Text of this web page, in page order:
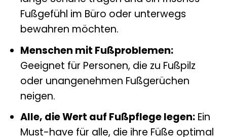
Fußgefühl im Büro oder unterwegs
bewahren möchten.
Menschen mit Fußproblemen:
Geeignet für Personen, die zu Fußpilz
oder unangenehmen Fußgerüchen
neigen.
Alle, die Wert auf Fußpflege legen:Ein
Must-have für alle, die ihre Füße optimal